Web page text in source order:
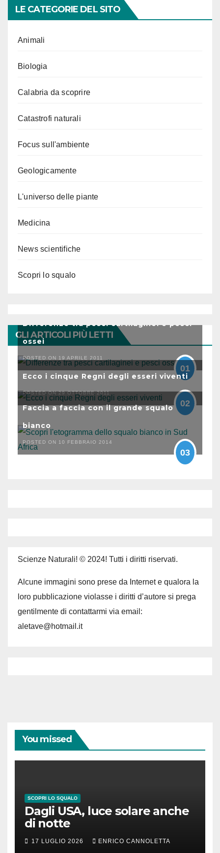
LE CATEGORIE DEL SITO
Animali
Biologia
Calabria da scoprire
Catastrofi naturali
Focus sull'ambiente
Geologicamente
L'universo delle piante
Medicina
News scientifiche
Scopri lo squalo
GLI ARTICOLI PIÙ LETTI
Differenze tra pesci cartilaginei e pesci
ossei
POSTED ON 19 APRILE 2011
01
Ecco i cinque Regni degli esseri viventi
POSTED ON 29 OTTOBRE 2011
02
Faccia a faccia con il grande squalo
bianco
POSTED ON 10 FEBBRAIO 2014
03
Scienze Naturali! © 2024! Tutti i diritti riservati.
Alcune immagini sono prese da Internet e qualora la
loro pubblicazione violasse i diritti d’autore si prega
gentilmente di contattarmi via email:
aletave@hotmail.it
You missed
SCOPRI LO SQUALO
Dagli USA, luce solare anche
di notte
17 LUGLIO 2026 ENRICO CANNOLETTA